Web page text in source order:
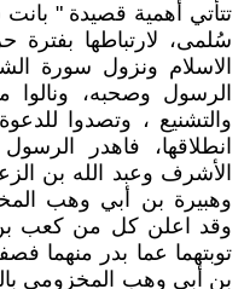
تتأتي أهمية قصيدة "
سُلمى، لارتباطها
الاسلام ونزول سورة
الرسول وصحبه،
والتشنيع ، وتصدوا
انطلاقها، فاهدر
الأشرف وعبد الله بن
وهبيرة بن أبي وهب
وقد اعلن كل من كعب بن
توبتهما عما بدر منهما
بن أبي وهب المخزومي